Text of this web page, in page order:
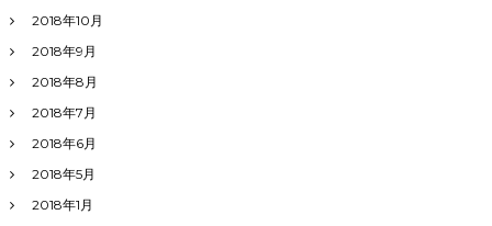
2018年10月
2018年9月
2018年8月
2018年7月
2018年6月
2018年5月
2018年1月